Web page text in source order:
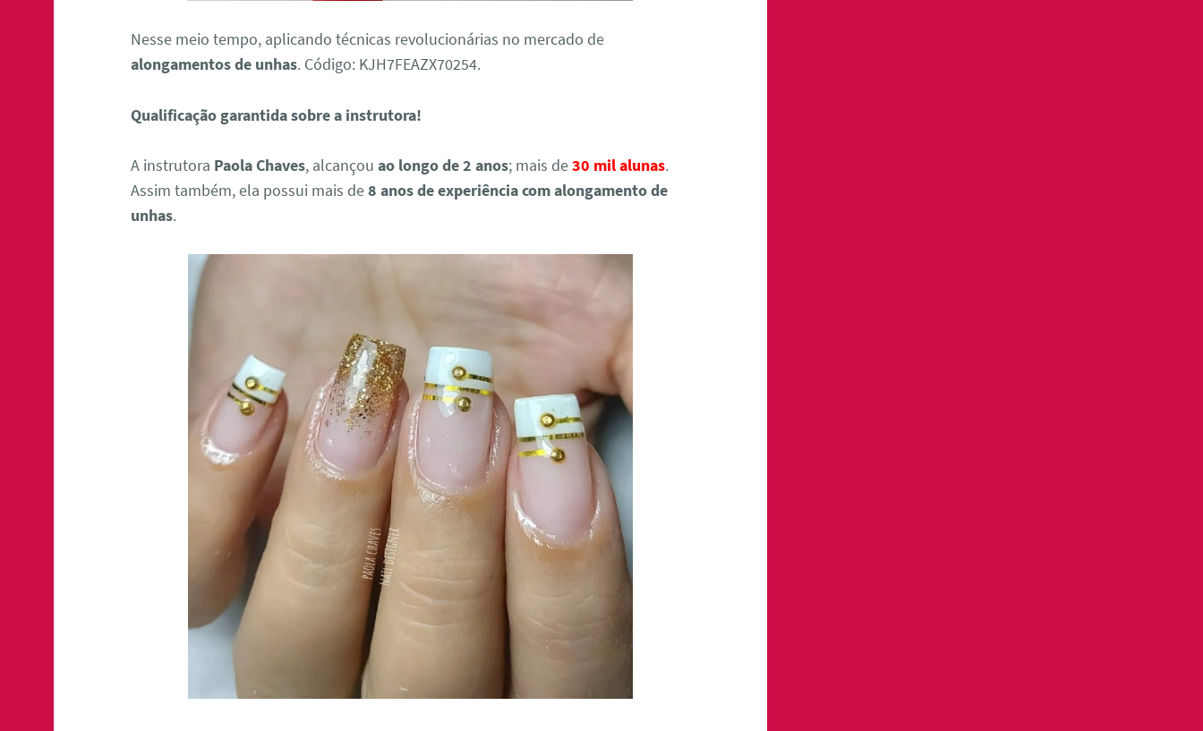
Nesse meio tempo, aplicando técnicas revolucionárias no mercado de
alongamentos de unhas. Código: KJH7FEAZX70254.
Qualificação garantida sobre a instrutora!
A instrutora Paola Chaves, alcançouao longo de 2 anos; mais de30 mil alunas.
Assim também, ela possui mais de8 anos de experiência com alongamento de
unhas.